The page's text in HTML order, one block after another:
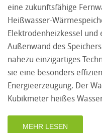
eine zukunftsfähige
Heißwasser-
Elektrodenheizkessel
Außenwand des
nahezu einzigartiges
sie eine besonders
Energieerzeugung. Der
Kubikmeter heißes
MEHR LESEN